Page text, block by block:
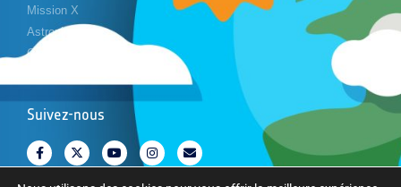
Mission X
Astropi
Cansat
Suivez-nous